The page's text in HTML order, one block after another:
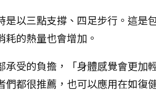
是以三點支撐、四足步行。這是
的熱量也會增加。
承受的負擔，「身體感覺會更加
都很推薦，也可以應用在如復